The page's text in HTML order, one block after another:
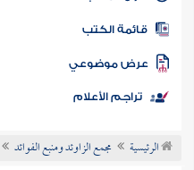
المكتبة
الكتب
موضوعي
تراجم الأعلام
الرئيسية مجمع الزاوئد ومنبع الفوائد